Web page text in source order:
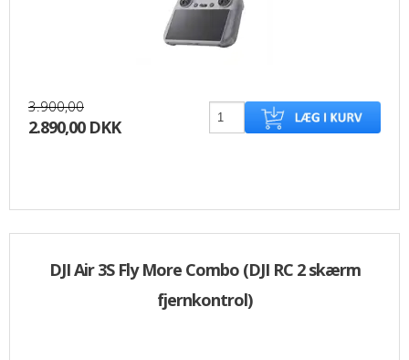
3.900,00
2.890,00 DKK
DJI Air 3S Fly More Combo (DJI RC 2 skærm
fjernkontrol)